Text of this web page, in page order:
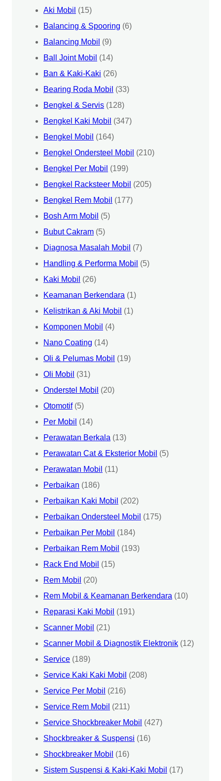
Aki Mobil (15)
Balancing & Spooring (6)
Balancing Mobil (9)
Ball Joint Mobil (14)
Ban & Kaki-Kaki (26)
Bearing Roda Mobil (33)
Bengkel & Servis (128)
Bengkel Kaki Mobil (347)
Bengkel Mobil (164)
Bengkel Ondersteel Mobil (210)
Bengkel Per Mobil (199)
Bengkel Racksteer Mobil (205)
Bengkel Rem Mobil (177)
Bosh Arm Mobil (5)
Bubut Cakram (5)
Diagnosa Masalah Mobil (7)
Handling & Performa Mobil (5)
Kaki Mobil (26)
Keamanan Berkendara (1)
Kelistrikan & Aki Mobil (1)
Komponen Mobil (4)
Nano Coating (14)
Oli & Pelumas Mobil (19)
Oli Mobil (31)
Onderstel Mobil (20)
Otomotif(5)
Per Mobil (14)
Perawatan Berkala (13)
Perawatan Cat & Eksterior Mobil (5)
Perawatan Mobil (11)
Perbaikan (186)
Perbaikan Kaki Mobil (202)
Perbaikan Ondersteel Mobil (175)
Perbaikan Per Mobil (184)
Perbaikan Rem Mobil (193)
Rack End Mobil (15)
Rem Mobil (20)
Rem Mobil & Keamanan Berkendara (10)
Reparasi Kaki Mobil (191)
Scanner Mobil (21)
Scanner Mobil & Diagnostik Elektronik (12)
Service (189)
Service Kaki Kaki Mobil (208)
Service Per Mobil (216)
Service Rem Mobil (211)
Service Shockbreaker Mobil (427)
Shockbreaker & Suspensi (16)
Shockbreaker Mobil (16)
Sistem Suspensi & Kaki-Kaki Mobil (17)